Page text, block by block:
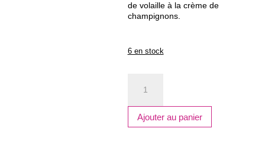
de volaille à la crème de
champignons.
6 en stock
PIAUGIER
Ajouter au panier